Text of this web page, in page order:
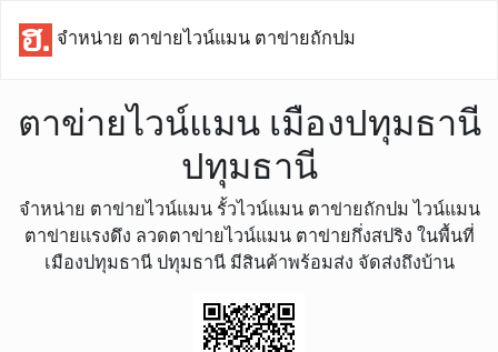
จำหน่าย ตาข่ายไวน์แมน ตาข่ายถักปม
ตาข่ายไวน์แมน เมืองปทุมธานี
ปทุมธานี
จำหน่าย ตาข่ายไวน์แมน รั้วไวน์แมน ตาข่ายถักปม ไวน์แมน
ตาข่ายแรงดึง ลวดตาข่ายไวน์แมน ตาข่ายกึ่งสปริง ในพื้นที่
เมืองปทุมธานี ปทุมธานี มีสินค้าพร้อมส่ง จัดส่งถึงบ้าน